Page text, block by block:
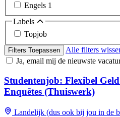
Engels 1
Labels
Topjob
Filters Toepassen
Alle filters
Ja, email mij de nieuwste
Studentenjob: Flexibel
Enquêtes (Thuiswerk)
Landelijk (dus ook bij jou in de